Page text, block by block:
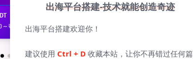
出海平台搭建-技术就能创造奇迹
出海平台搭建欢迎你！
建议使用 Ctrl + D 收藏本站，让你不再错过任何篇